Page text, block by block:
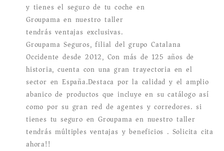
y tienes el seguro de tu coche en
Groupama en nuestro taller
tendrás ventajas exclusivas.
Groupama Seguros, filial del grupo Catalana
Occidente desde 2012, Con más de 125 años de
historia, cuenta con una gran trayectoria en el
sector en España.Destaca por la calidad y el amplio
abanico de productos que incluye en su catálogo así
como por su gran red de agentes y corredores. si
tienes tu seguro en Groupama en nuestro taller
tendrás múltiples ventajas y beneficios . Solicita cita
ahora!!